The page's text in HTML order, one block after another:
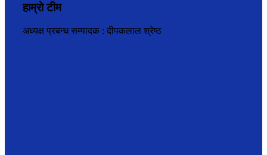
हाम्रो टीम
अध्यक्ष प्रबन्ध सम्पादक : दीपकलाल श्रेष्ठ